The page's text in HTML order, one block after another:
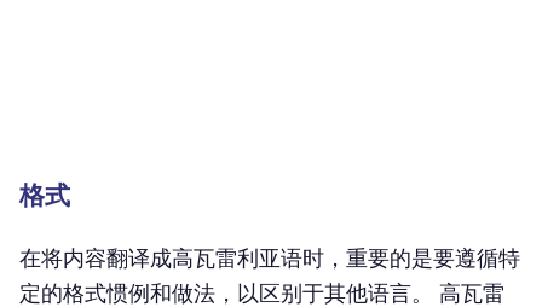
格式
在将内容翻译成高瓦雷利亚语时，重要的是要遵循特
定的格式惯例和做法，以区别于其他语言。 高瓦雷